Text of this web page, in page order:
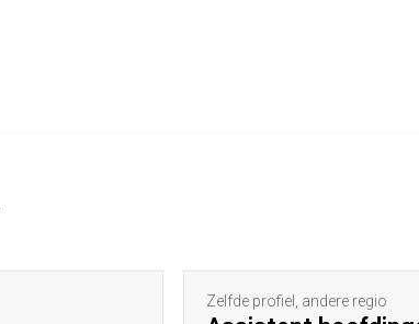
Zelfde profiel, andere regio